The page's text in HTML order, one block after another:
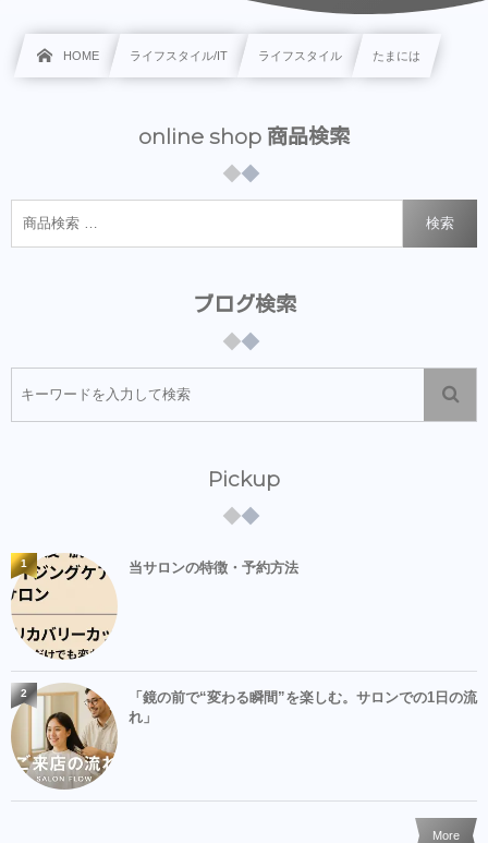
HOME ライフスタイル/IT ライフスタイル たまには
online shop 商品検索
検索
ブログ検索
Pickup
当サロンの特徴・予約方法
1
「鏡の前で“変わる瞬間”を楽しむ。サロンでの1日の流
れ」
2
More